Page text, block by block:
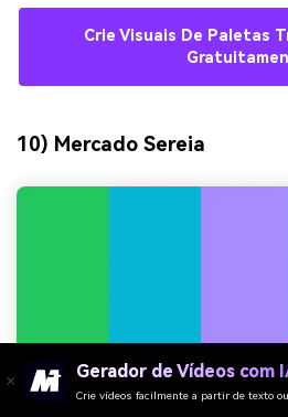
Crie Visuais De Paletas
10) Mercado Sereia
Gerador de Vídeos com
Crie vídeos facilmente a partir de texto